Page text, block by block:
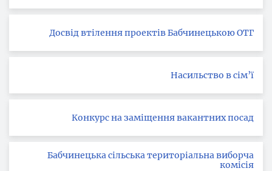
Досвід втілення проектів Бабчинецькою ОТГ
Насильство в сім’ї
Конкурс на заміщення вакантних посад
Бабчинецька сільська територіальна виборча
комісія